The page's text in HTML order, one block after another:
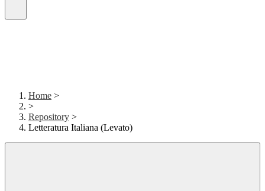
Home >
>
Repository >
Letteratura Italiana (Levato)